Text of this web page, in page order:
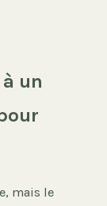
un
mais le